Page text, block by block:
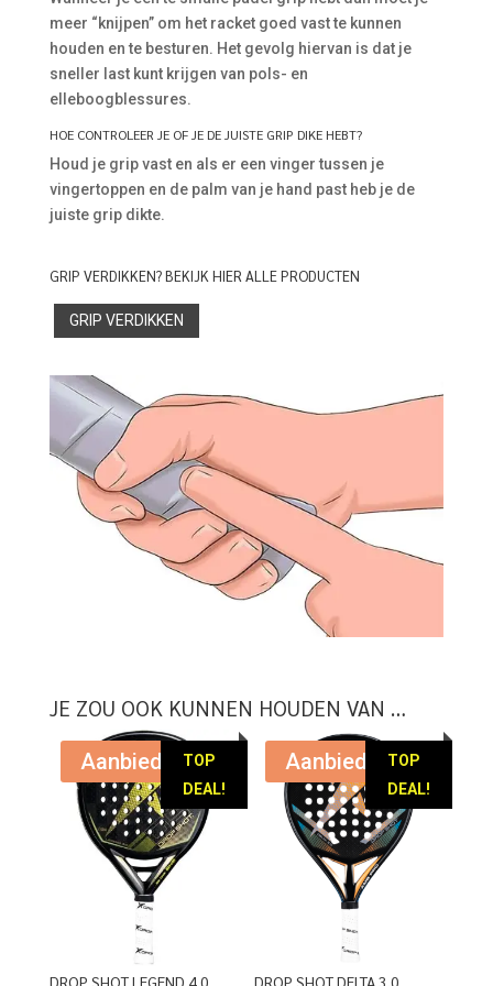
meer “knijpen” om het racket goed vast te kunnen
houden en te besturen. Het gevolg hiervan is dat je
sneller last kunt krijgen van pols- en
elleboogblessures.
HOE CONTROLEER JE OF JE DE JUISTE GRIP DIKE HEBT?
Houd je grip vast en als er een vinger tussen je
vingertoppen en de palm van je hand past heb je de
juiste grip dikte.
GRIP VERDIKKEN? BEKIJK HIER ALLE PRODUCTEN
GRIP VERDIKKEN
JE ZOU OOK KUNNEN HOUDEN VAN …
TOP
DEAL!
Aanbieding!
DROP SHOT LEGEND 4.0
TOP
DEAL!
Aanbieding!
DROP SHOT DELTA 3.0